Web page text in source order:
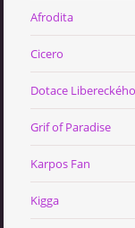
Afrodita
Cicero
Dotace
Grif of Paradise
Karpos Fan
Kigga